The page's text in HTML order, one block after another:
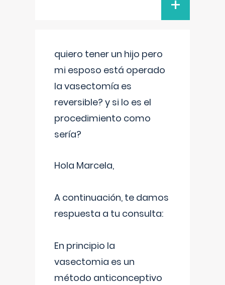
+
quiero tener un hijo pero
mi esposo está operado
la vasectomía es
reversible? y si lo es el
procedimiento como
sería?
Hola Marcela,
A continuación, te damos
respuesta a tu consulta:
En principio la
vasectomia es un
método anticonceptivo